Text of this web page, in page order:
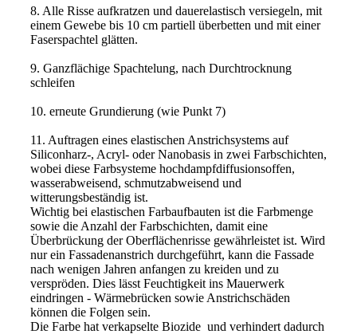
8. Alle Risse aufkratzen und dauerelastisch versiegeln, mit
einem Gewebe bis 10 cm partiell überbetten und mit einer
Faserspachtel glätten.
9. Ganzflächige Spachtelung, nach Durchtrocknung
schleifen
10. erneute Grundierung (wie Punkt 7)
11. Auftragen eines elastischen Anstrichsystems auf
Siliconharz-, Acryl- oder Nanobasis in zwei Farbschichten,
wobei diese Farbsysteme hochdampfdiffusionsoffen,
wasserabweisend, schmutzabweisend und
witterungsbeständig ist.
Wichtig bei elastischen Farbaufbauten ist die Farbmenge
sowie die Anzahl der Farbschichten, damit eine
Überbrückung der Oberflächenrisse gewährleistet ist. Wird
nur ein Fassadenanstrich durchgeführt, kann die Fassade
nach wenigen Jahren anfangen zu kreiden und zu
verspröden. Dies lässt Feuchtigkeit ins Mauerwerk
eindringen - Wärmebrücken sowie Anstrichschäden
können die Folgen sein.
Die Farbe hat verkapselte Biozide und verhindert dadurch